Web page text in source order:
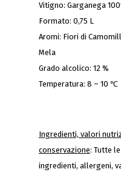
Vitigno: Garganega
Formato: 0,75 L
Aromi: Fiori di
Mela
Grado alcolico: 12 %
Temperatura: 8 – 10 ℃
Ingredienti, valori
conservazione: Tutte
ingredienti, allergeni,